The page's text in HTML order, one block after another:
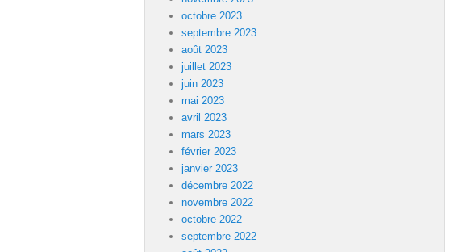
octobre 2023
septembre 2023
août 2023
juillet 2023
juin 2023
mai 2023
avril 2023
mars 2023
février 2023
janvier 2023
décembre 2022
novembre 2022
octobre 2022
septembre 2022